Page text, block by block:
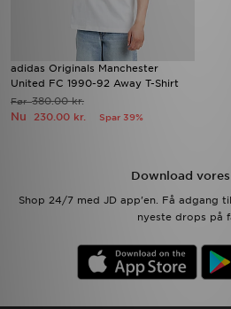
adidas Originals Manchester
United FC 1990-92 Away T-Shirt
Før380.00 kr.
Nu 230.00 kr. Spar 39%
Download
Shop 24/7 med JD app'en. Få adgang
nyeste drops på